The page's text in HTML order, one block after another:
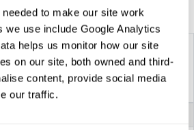
to make our site work
we use include Google Analytics
helps us monitor how our site
on our site, both owned and third-
content, provide social media
our traffic.
de construction
CÂBLE DE
CÂBLE DE